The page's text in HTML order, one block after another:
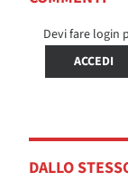
Devi fare login
ACCEDI
DALLO